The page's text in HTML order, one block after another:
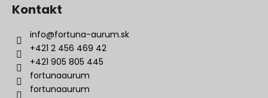
Kontakt
info@fortuna-aurum.sk
+421 2 456 469 42
+421 905 805 445
fortunaaurum
fortunaaurum